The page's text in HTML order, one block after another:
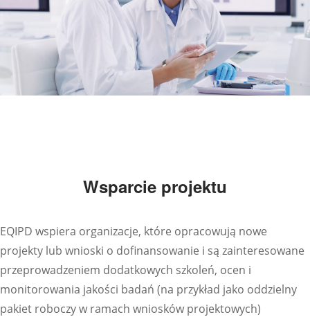
Wsparcie projektu
EQIPD wspiera organizacje, które opracowują nowe
projekty lub wnioski o dofinansowanie i są zainteresowane
przeprowadzeniem dodatkowych szkoleń, ocen i
monitorowania jakości badań (na przykład jako oddzielny
pakiet roboczy w ramach wniosków projektowych)